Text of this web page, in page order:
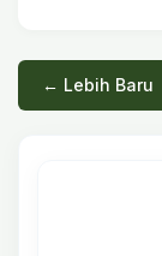
← Lebih Baru